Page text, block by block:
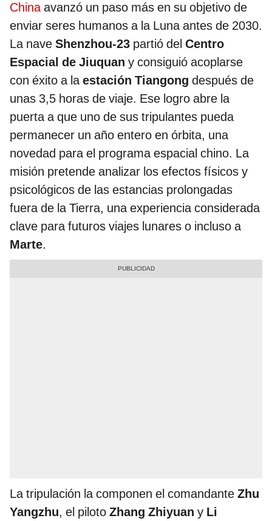
Chinaavanzó un paso más en su objetivo de
enviar seres humanos a la Luna antes de 2030.
La nave Shenzhou-23 partió del Centro
Espacial de Jiuquan y consiguió acoplarse
con éxito a laestación Tiangong después de
unas 3,5 horas de viaje. Ese logro abre la
puerta a que uno de sus tripulantes pueda
permanecer un año entero en órbita, una
novedad para el programa espacial chino. La
misión pretende analizar los efectos físicos y
psicológicos de las estancias prolongadas
fuera de la Tierra, una experiencia considerada
clave para futuros viajes lunares o incluso a
Marte.
La tripulación la componen el comandante Zhu
Yangzhu, el piloto Zhang Zhiyuan y Li